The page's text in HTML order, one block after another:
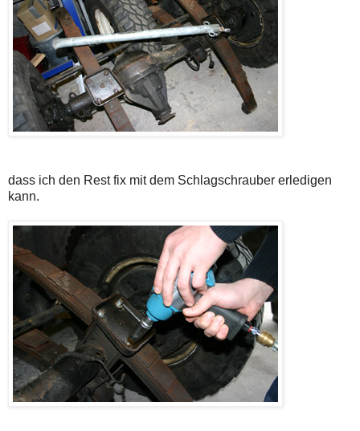
dass ich den Rest fix mit dem Schlagschrauber erledigen
kann.